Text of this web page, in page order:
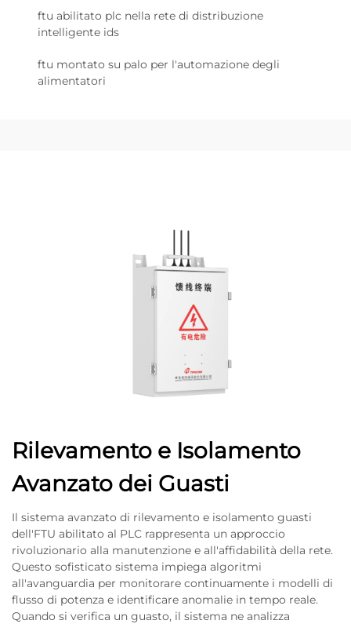
ftu abilitato plc nella rete di distribuzione
intelligente ids
ftu montato su palo per l'automazione degli
alimentatori
Rilevamento e Isolamento
Avanzato dei Guasti
Il sistema avanzato di rilevamento e isolamento guasti
dell'FTU abilitato al PLC rappresenta un approccio
rivoluzionario alla manutenzione e all'affidabilità della rete.
Questo sofisticato sistema impiega algoritmi
all'avanguardia per monitorare continuamente i modelli di
flusso di potenza e identificare anomalie in tempo reale.
Quando si verifica un guasto, il sistema ne analizza